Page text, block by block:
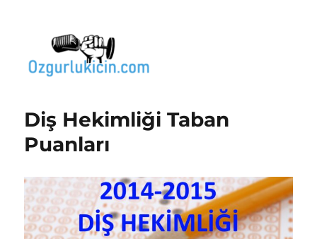
Diş Hekimliği Taban
Puanları